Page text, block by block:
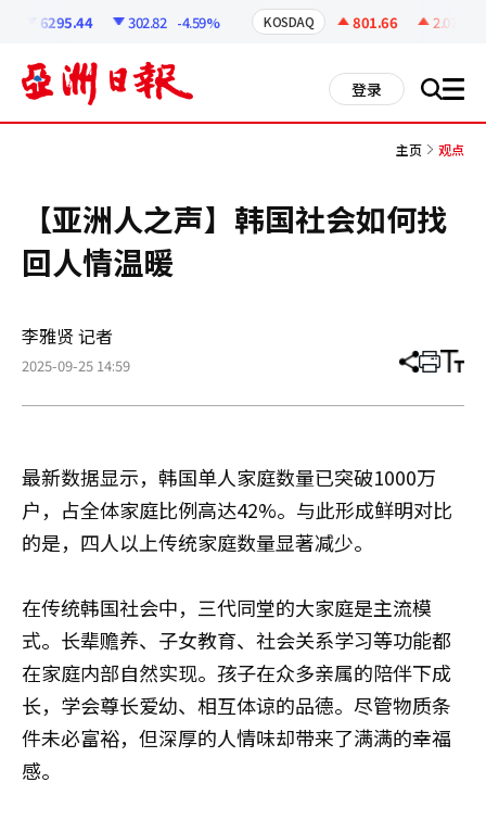
6295.44 302.82 -4.59% KOSDAQ 801.66 2.07
登录 搜 all
主页 观点
【亚洲人之声】韩国社会如何找
回人情温暖
李雅贤 记者
2025-09-25 14:59 分
章
打 调
小
最新数据显示，韩国单人家庭数量已突破1000万
户，占全体家庭比例高达42%。与此形成鲜明对比
的是，四人以上传统家庭数量显著减少。
在传统韩国社会中，三代同堂的大家庭是主流模
式。长辈赡养、子女教育、社会关系学习等功能都
在家庭内部自然实现。孩子在众多亲属的陪伴下成
长，学会尊长爱幼、相互体谅的品德。尽管物质条
件未必富裕，但深厚的人情味却带来了满满的幸福
感。